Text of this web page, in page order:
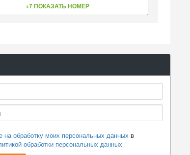
+7 ПОКАЗАТЬ НОМЕР
на обработку моих персональных данных в
обработки персональных данных